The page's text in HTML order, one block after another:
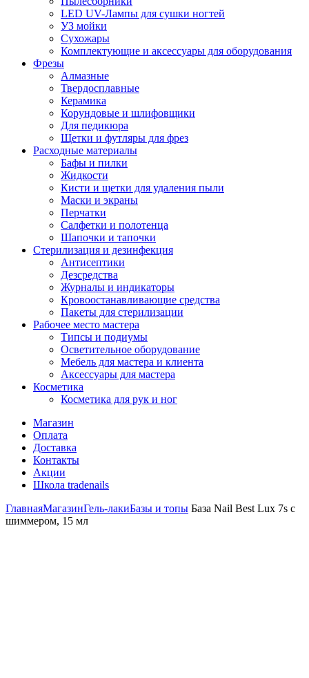
LED UV-Лампы для сушки ногтей
УЗ мойки
Сухожары
Комплектующие и аксессуары для оборудования
Фрезы
Алмазные
Твердосплавные
Керамика
Корундовые и шлифовщики
Для педикюра
Щетки и футляры для фрез
Расходные материалы
Бафы и пилки
Жидкости
Кисти и щетки для удаления пыли
Маски и экраны
Перчатки
Салфетки и полотенца
Шапочки и тапочки
Стерилизация и дезинфекция
Антисептики
Дезсредства
Журналы и индикаторы
Кровоостанавливающие средства
Пакеты для стерилизации
Рабочее место мастера
Типсы и подиумы
Осветительное оборудование
Мебель для мастера и клиента
Аксессуары для мастера
Косметика
Косметика для рук и ног
Магазин
Оплата
Доставка
Контакты
Акции
Школа tradenails
ГлавнаяМагазинГель-лакиБазы и топы База Nail Best Lux 7s с
шиммером, 15 мл